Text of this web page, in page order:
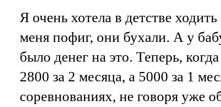
Я очень хотела в детстве
меня пофиг, они бухали. А у
было денег на это. Теперь,
2800 за 2 месяца, а 5000 за 1
соревнованиях, не говоря уже